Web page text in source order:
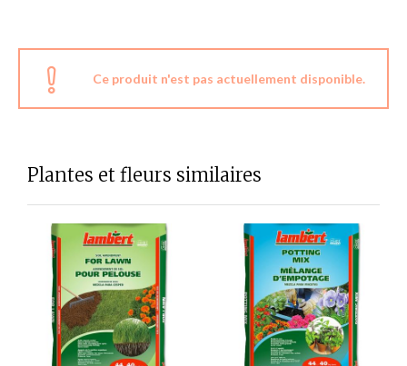
Ce produit n'est pas actuellement disponible.
Plantes et fleurs similaires